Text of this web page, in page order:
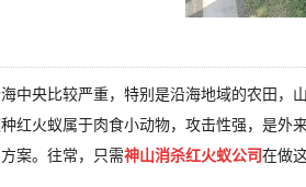
中央比较严重，特别是沿海地域的农田，
红火蚁属于肉食小动物，攻击性强，是外
案。往常，只需神山消杀红火蚁公司在做